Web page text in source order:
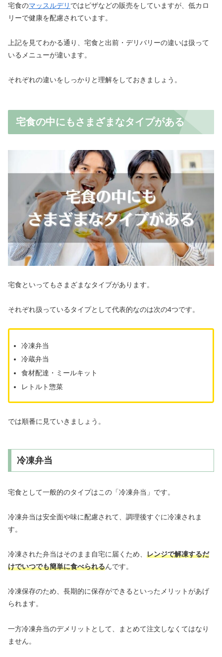
宅食のマッスルデリ ではピザなどの販売をしていますが、低カロ
リーで健康を配慮されています。
上記を見てわかる通り、宅食と出前・デリバリーの違いは扱って
いるメニューが違います。
それぞれの違いをしっかりと理解をしておきましょう。
宅食の中にもさまざまなタイプがある
宅食といってもさまざまなタイプがあります。
それぞれ扱っているタイプとして代表的なのは次の4つです。
冷凍弁当
冷蔵弁当
食材配達・ミールキット
レトルト惣菜
では順番に見ていきましょう。
冷凍弁当
宅食として一般的のタイプはこの「冷凍弁当」です。
冷凍弁当は安全面や味に配慮されて、調理後すぐに冷凍されま
す。
冷凍された弁当はそのまま自宅に届くため、 レンジで解凍するだ
けでいつでも簡単に食べられるんです。
冷凍保存のため、長期的に保存ができるといったメリットがあげ
られます。
一方冷凍弁当のデメリットとして、まとめて注文しなくてはなり
ません。